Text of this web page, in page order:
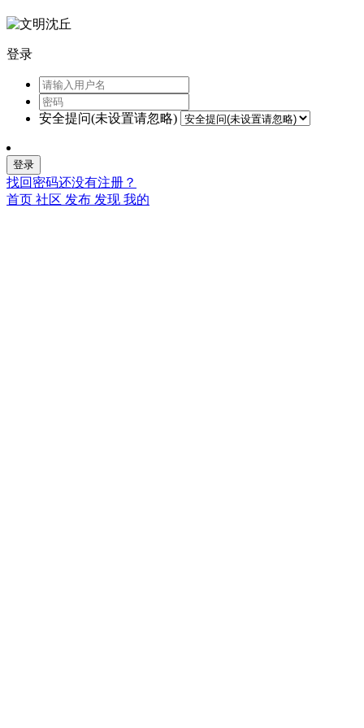
登录
安全提问(未设置请忽略)
登录
找回密码还没有注册？
首页 社区 发布 发现 我的